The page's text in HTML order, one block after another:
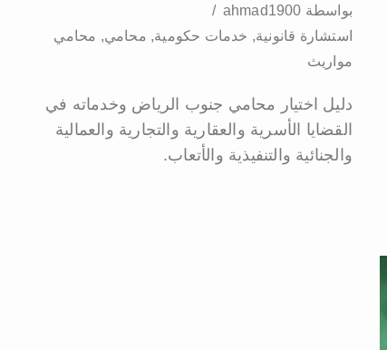
بواسطة ahmad1900
استشارة قانونية
خدمات حكومية محامي
محامي
مواريث
دليل اختيار محامي جنوب الرياض وخدماته في
القضايا الأسرية والعقارية والتجارية والعمالية
والجنائية والتنفيذية والأتعاب.